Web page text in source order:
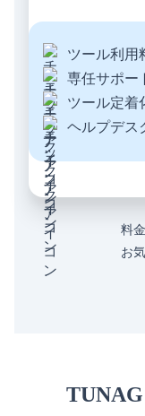
ツール利用
専任サポー
ツール定着
ヘルプデス
料
お